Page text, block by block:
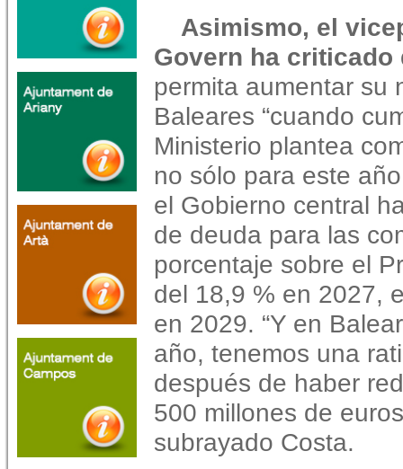
Asimismo, el
Govern ha criticado
permita aumentar su
Baleares “cuando
Ministerio plantea
no sólo para este
el Gobierno central
de deuda para las
porcentaje sobre el
del 18,9 % en 2027,
en 2029. “Y en
año, tenemos una
después de haber
500 millones de
subrayado Costa.